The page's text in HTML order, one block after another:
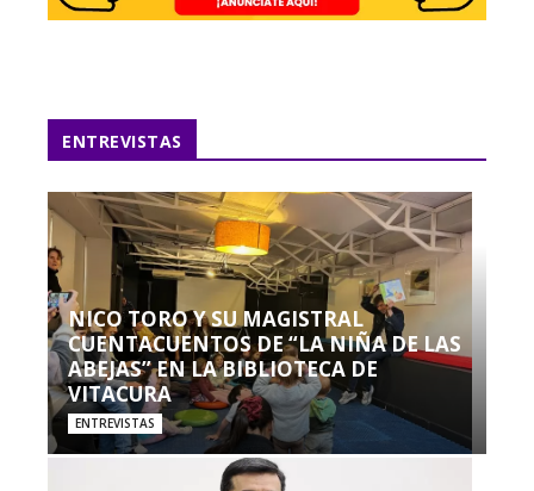
ENTREVISTAS
NICO TORO Y SU MAGISTRAL
CUENTACUENTOS DE “LA NIÑA DE LAS
ABEJAS” EN LA BIBLIOTECA DE
VITACURA
ENTREVISTAS